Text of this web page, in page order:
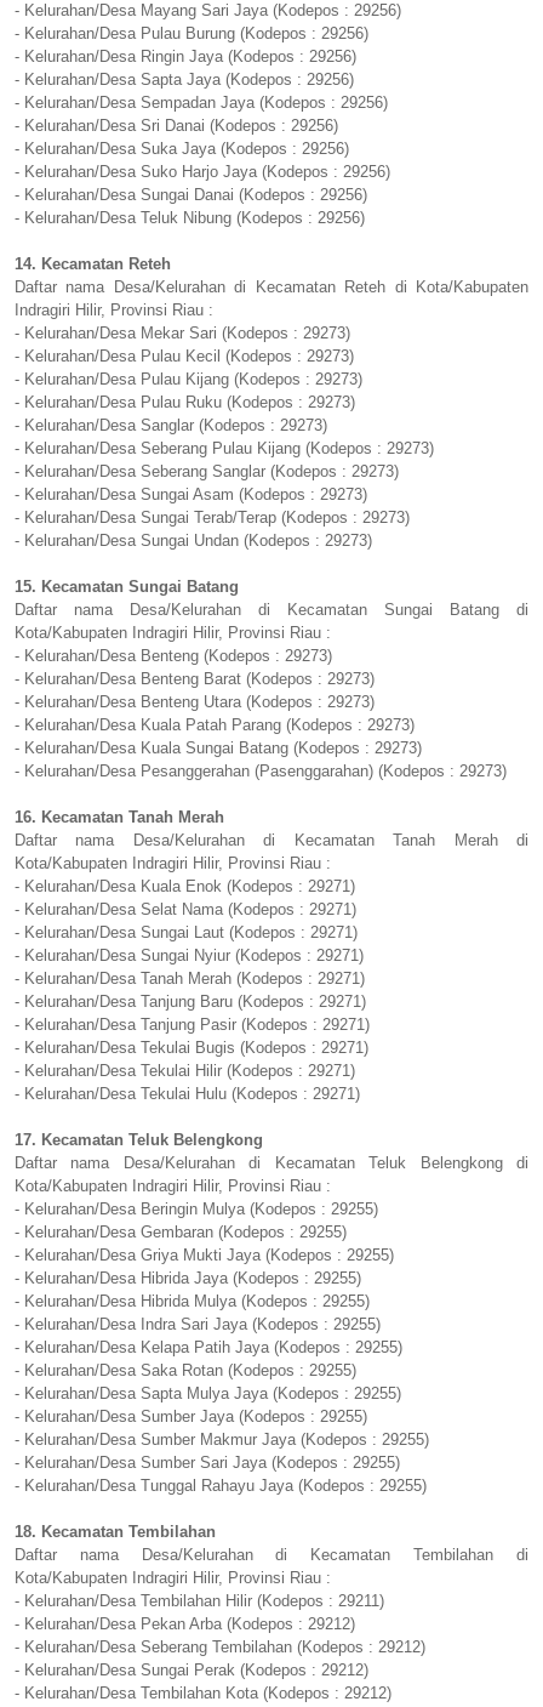
- Kelurahan/Desa Mayang Sari Jaya (Kodepos : 29256)
- Kelurahan/Desa Pulau Burung (Kodepos : 29256)
- Kelurahan/Desa Ringin Jaya (Kodepos : 29256)
- Kelurahan/Desa Sapta Jaya (Kodepos : 29256)
- Kelurahan/Desa Sempadan Jaya (Kodepos : 29256)
- Kelurahan/Desa Sri Danai (Kodepos : 29256)
- Kelurahan/Desa Suka Jaya (Kodepos : 29256)
- Kelurahan/Desa Suko Harjo Jaya (Kodepos : 29256)
- Kelurahan/Desa Sungai Danai (Kodepos : 29256)
- Kelurahan/Desa Teluk Nibung (Kodepos : 29256)
14. Kecamatan Reteh
Daftar nama Desa/Kelurahan di Kecamatan Reteh di Kota/Kabupaten
Indragiri Hilir, Provinsi Riau :
- Kelurahan/Desa Mekar Sari (Kodepos : 29273)
- Kelurahan/Desa Pulau Kecil (Kodepos : 29273)
- Kelurahan/Desa Pulau Kijang (Kodepos : 29273)
- Kelurahan/Desa Pulau Ruku (Kodepos : 29273)
- Kelurahan/Desa Sanglar (Kodepos : 29273)
- Kelurahan/Desa Seberang Pulau Kijang (Kodepos : 29273)
- Kelurahan/Desa Seberang Sanglar (Kodepos : 29273)
- Kelurahan/Desa Sungai Asam (Kodepos : 29273)
- Kelurahan/Desa Sungai Terab/Terap (Kodepos : 29273)
- Kelurahan/Desa Sungai Undan (Kodepos : 29273)
15. Kecamatan Sungai Batang
Daftar nama Desa/Kelurahan di Kecamatan Sungai Batang di
Kota/Kabupaten Indragiri Hilir, Provinsi Riau :
- Kelurahan/Desa Benteng (Kodepos : 29273)
- Kelurahan/Desa Benteng Barat (Kodepos : 29273)
- Kelurahan/Desa Benteng Utara (Kodepos : 29273)
- Kelurahan/Desa Kuala Patah Parang (Kodepos : 29273)
- Kelurahan/Desa Kuala Sungai Batang (Kodepos : 29273)
- Kelurahan/Desa Pesanggerahan (Pasenggarahan) (Kodepos : 29273)
16. Kecamatan Tanah Merah
Daftar nama Desa/Kelurahan di Kecamatan Tanah Merah di
Kota/Kabupaten Indragiri Hilir, Provinsi Riau :
- Kelurahan/Desa Kuala Enok (Kodepos : 29271)
- Kelurahan/Desa Selat Nama (Kodepos : 29271)
- Kelurahan/Desa Sungai Laut (Kodepos : 29271)
- Kelurahan/Desa Sungai Nyiur (Kodepos : 29271)
- Kelurahan/Desa Tanah Merah (Kodepos : 29271)
- Kelurahan/Desa Tanjung Baru (Kodepos : 29271)
- Kelurahan/Desa Tanjung Pasir (Kodepos : 29271)
- Kelurahan/Desa Tekulai Bugis (Kodepos : 29271)
- Kelurahan/Desa Tekulai Hilir (Kodepos : 29271)
- Kelurahan/Desa Tekulai Hulu (Kodepos : 29271)
17. Kecamatan Teluk Belengkong
Daftar nama Desa/Kelurahan di Kecamatan Teluk Belengkong di
Kota/Kabupaten Indragiri Hilir, Provinsi Riau :
- Kelurahan/Desa Beringin Mulya (Kodepos : 29255)
- Kelurahan/Desa Gembaran (Kodepos : 29255)
- Kelurahan/Desa Griya Mukti Jaya (Kodepos : 29255)
- Kelurahan/Desa Hibrida Jaya (Kodepos : 29255)
- Kelurahan/Desa Hibrida Mulya (Kodepos : 29255)
- Kelurahan/Desa Indra Sari Jaya (Kodepos : 29255)
- Kelurahan/Desa Kelapa Patih Jaya (Kodepos : 29255)
- Kelurahan/Desa Saka Rotan (Kodepos : 29255)
- Kelurahan/Desa Sapta Mulya Jaya (Kodepos : 29255)
- Kelurahan/Desa Sumber Jaya (Kodepos : 29255)
- Kelurahan/Desa Sumber Makmur Jaya (Kodepos : 29255)
- Kelurahan/Desa Sumber Sari Jaya (Kodepos : 29255)
- Kelurahan/Desa Tunggal Rahayu Jaya (Kodepos : 29255)
18. Kecamatan Tembilahan
Daftar nama Desa/Kelurahan di Kecamatan Tembilahan di
Kota/Kabupaten Indragiri Hilir, Provinsi Riau :
- Kelurahan/Desa Tembilahan Hilir (Kodepos : 29211)
- Kelurahan/Desa Pekan Arba (Kodepos : 29212)
- Kelurahan/Desa Seberang Tembilahan (Kodepos : 29212)
- Kelurahan/Desa Sungai Perak (Kodepos : 29212)
- Kelurahan/Desa Tembilahan Kota (Kodepos : 29212)